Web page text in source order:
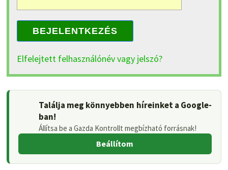
BEJELENTKEZÉS
Elfelejtett felhasználónév vagy jelszó?
Találja meg könnyebben híreinket a Google-
ban!
Állítsa be a Gazda Kontrollt megbízható forrásnak!
Beállítom